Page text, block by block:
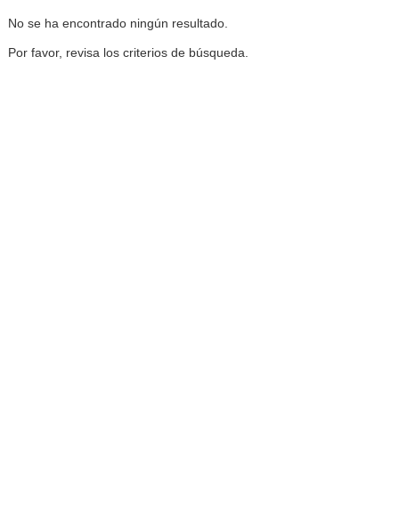
No se ha encontrado ningún resultado.
Por favor, revisa los criterios de búsqueda.